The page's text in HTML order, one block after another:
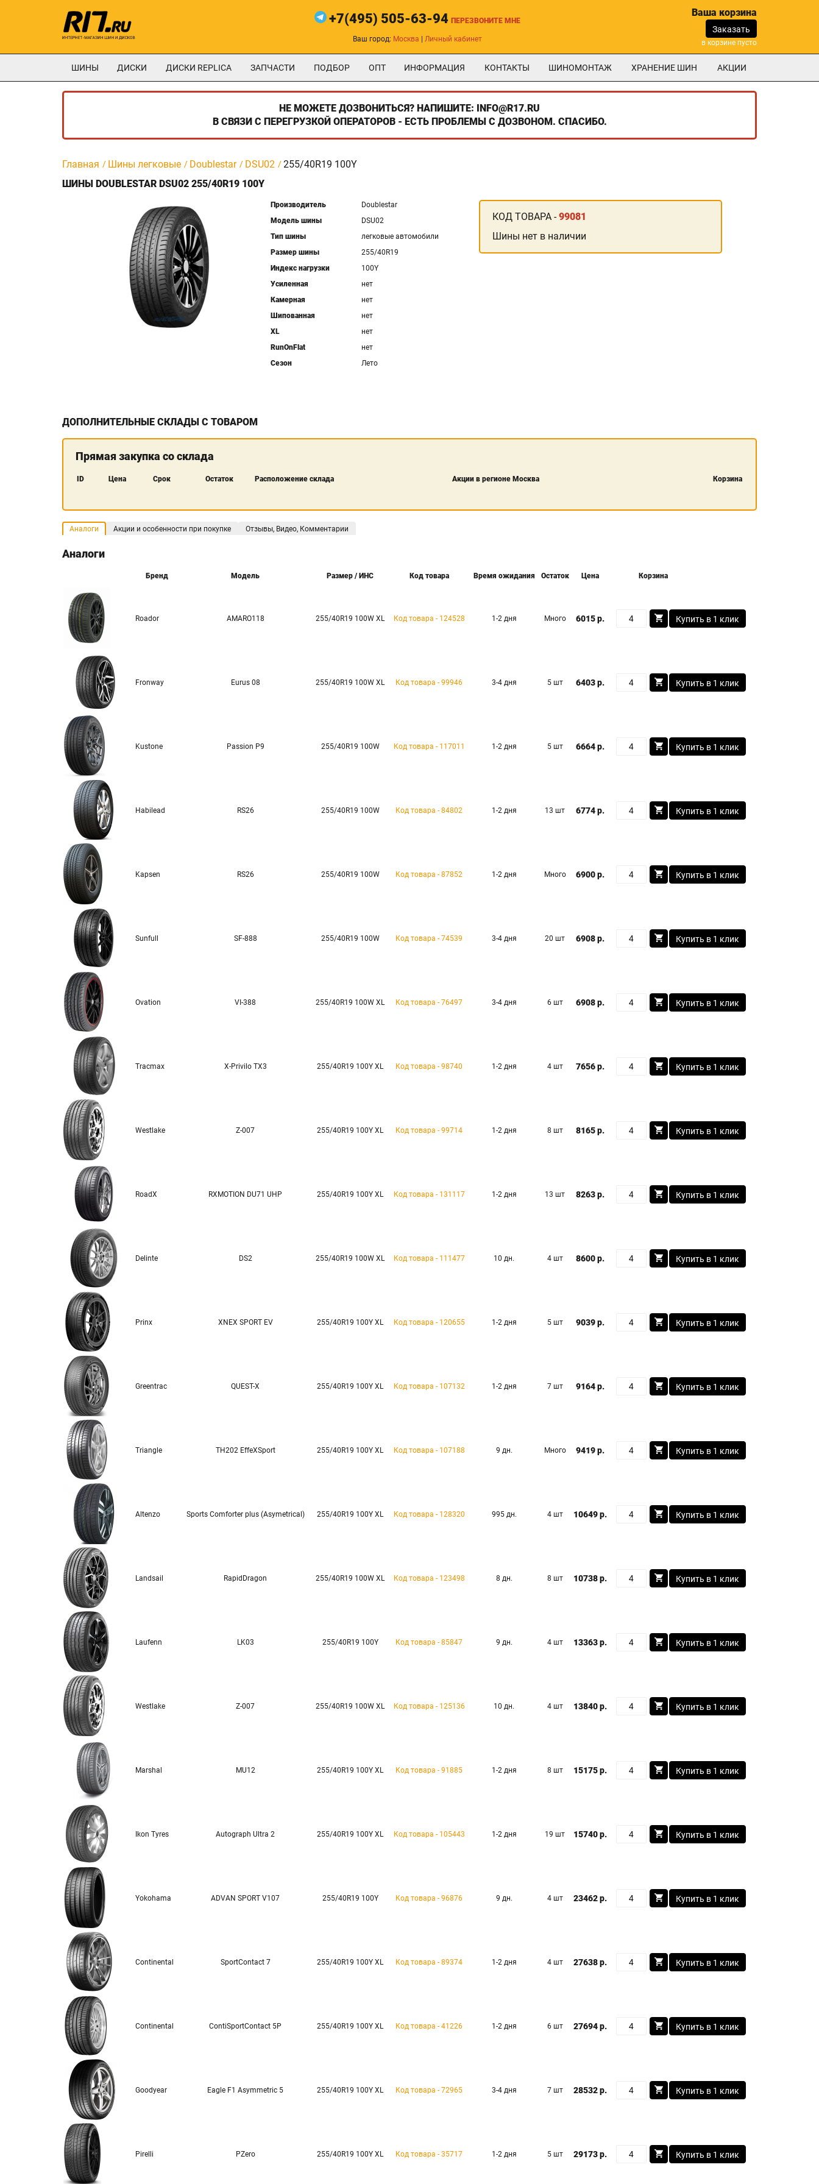
+7(495) 505-63-94 ПЕРЕЗВОНИТЕ МНЕ
Ваш город: Москва Личный кабинет
Ваша корзина
Заказать
в корзине пусто
ШИНЫ ДИСКИ ДИСКИ REPLICA ЗАПЧАСТИ ПОДБОР ОПТ ИНФОРМАЦИЯ КОНТАКТЫ ШИНОМОНТАЖ ХРАНЕНИЕ ШИН АКЦИИ
НЕ МОЖЕТЕ ДОЗВОНИТЬСЯ? НАПИШИТЕ: INFO@R17.RU
В СВЯЗИ С ПЕРЕГРУЗКОЙ ОПЕРАТОРОВ - ЕСТЬ ПРОБЛЕМЫ С ДОЗВОНОМ. СПАСИБО.
Главная Шины легковые Doublestar DSU02
255/40R19 100Y
ШИНЫ DOUBLESTAR DSU02 255/40R19 100Y
Производитель
Doublestar
Модель шины
DSU02
Тип шины
легковые автомобили
Размер шины
255/40R19
Индекс нагрузки
100Y
Усиленная
нет
Камерная
нет
Шипованная
нет
XL
нет
RunOnFlat
нет
Сезон
Лето
КОД ТОВАРА -99081
Шины нет в наличии
ДОПОЛНИТЕЛЬНЫЕ СКЛАДЫ С ТОВАРОМ
Прямая закупка со склада
ID Цена Срок Остаток Расположение склада Акции в регионе Москва Корзина
Аналоги Акции и особенности при покупке Отзывы, Видео, Комментарии
Аналоги
Бренд Модель Размер / ИНС Код товара Время ожидания Остаток Цена Корзина
Roador AMARO118 255/40R19 100W XL Код товара - 124528 1-2 дня Много 6015 р. Купить в 1 клик
Fronway Eurus 08 255/40R19 100W XL Код товара - 99946 3-4 дня 5 шт 6403 р. Купить в 1 клик
Kustone Passion P9 255/40R19 100W Код товара - 117011 1-2 дня 5 шт 6664 р. Купить в 1 клик
Habilead RS26 255/40R19 100W Код товара - 84802 1-2 дня 13 шт 6774 р. Купить в 1 клик
Kapsen RS26 255/40R19 100W Код товара - 87852 1-2 дня Много 6900 р. Купить в 1 клик
Sunfull SF-888 255/40R19 100W Код товара - 74539 3-4 дня 20 шт 6908 р. Купить в 1 клик
Ovation VI-388 255/40R19 100W XL Код товара - 76497 3-4 дня 6 шт 6908 р. Купить в 1 клик
Tracmax X-Privilo TX3 255/40R19 100Y XL Код товара - 98740 1-2 дня 4 шт 7656 р. Купить в 1 клик
Westlake Z-007 255/40R19 100Y XL Код товара - 99714 1-2 дня 8 шт 8165 р. Купить в 1 клик
RoadX RXMOTION DU71 UHP 255/40R19 100Y XL Код товара - 131117 1-2 дня 13 шт 8263 р. Купить в 1 клик
Delinte DS2 255/40R19 100W XL Код товара - 111477 10 дн. 4 шт 8600 р. Купить в 1 клик
Prinx XNEX SPORT EV 255/40R19 100Y XL Код товара - 120655 1-2 дня 5 шт 9039 р. Купить в 1 клик
Greentrac QUEST-X 255/40R19 100Y XL Код товара - 107132 1-2 дня 7 шт 9164 р. Купить в 1 клик
Triangle TH202 EffeXSport 255/40R19 100Y XL Код товара - 107188 9 дн. Много 9419 р. Купить в 1 клик
Altenzo Sports Comforter plus (Asymetrical) 255/40R19 100Y XL Код товара - 128320 995 дн. 4 шт 10649 р. Купить в 1 клик
Landsail RapidDragon 255/40R19 100W XL Код товара - 123498 8 дн. 8 шт 10738 р. Купить в 1 клик
Laufenn LK03 255/40R19 100Y Код товара - 85847 9 дн. 4 шт 13363 р. Купить в 1 клик
Westlake Z-007 255/40R19 100W XL Код товара - 125136 10 дн. 4 шт 13840 р. Купить в 1 клик
Marshal MU12 255/40R19 100Y XL Код товара - 91885 1-2 дня 8 шт 15175 р. Купить в 1 клик
Ikon Tyres Autograph Ultra 2 255/40R19 100Y XL Код товара - 105443 1-2 дня 19 шт 15740 р. Купить в 1 клик
Yokohama ADVAN SPORT V107 255/40R19 100Y Код товара - 96876 9 дн. 4 шт 23462 р. Купить в 1 клик
Continental SportContact 7 255/40R19 100Y XL Код товара - 89374 1-2 дня 4 шт 27638 р. Купить в 1 клик
Continental ContiSportContact 5P 255/40R19 100Y XL Код товара - 41226 1-2 дня 6 шт 27694 р. Купить в 1 клик
Goodyear Eagle F1 Asymmetric 5 255/40R19 100Y XL Код товара - 72965 3-4 дня 7 шт 28532 р. Купить в 1 клик
Pirelli PZero 255/40R19 100Y XL Код товара - 35717 1-2 дня 5 шт 29173 р. Купить в 1 клик